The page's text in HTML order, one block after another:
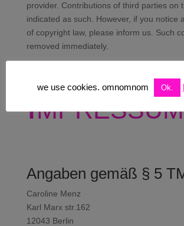
provider. Contributions of third parties on
indicated as such. However, if you notice
of copyright law, please inform us. Such
removed immediately.
Impressum
Angaben gemäß § 5
Caroline Menz
Karl Marx str.162
12043 Berlin
we use cookies. omnomnom Ok.